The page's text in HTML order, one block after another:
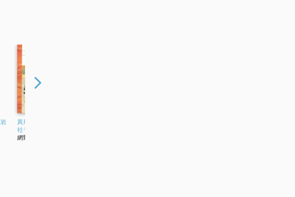
異形の王権 (10) (平凡
社ライブラリー)
網野善彦